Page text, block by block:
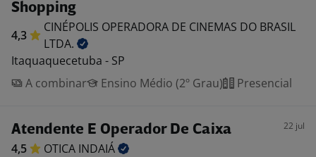
Shopping
4,3
CINÉPOLIS OPERADORA DE CINEMAS DO BRASIL
LTDA.
Itaquaquecetuba - SP
A combinar
Ensino Médio (2º Grau) Presencial
Atendente E Operador De Caixa 22 jul
4,5 OTICA INDAIÁ